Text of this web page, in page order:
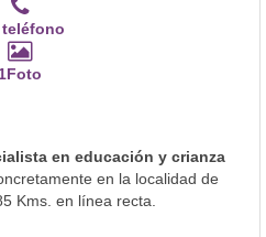
teléfono
1Foto
en educación y crianza
en la localidad de
Kms. en línea recta.